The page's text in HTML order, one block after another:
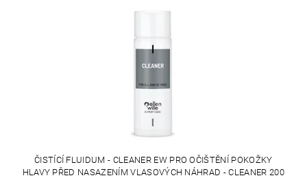
ČISTÍCÍ FLUIDUM - CLEANER EW PRO OČIŠTĚNÍ POKOŽKY
HLAVY PŘED NASAZENÍM VLASOVÝCH NÁHRAD - CLEANER 200